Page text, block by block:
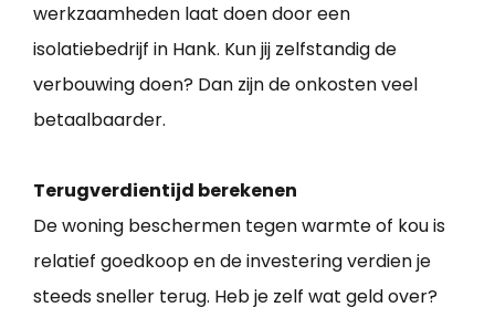
werkzaamheden laat doen door een
isolatiebedrijf in Hank. Kun jij zelfstandig de
verbouwing doen? Dan zijn de onkosten veel
betaalbaarder.
Terugverdientijd berekenen
De woning beschermen tegen warmte of kou is
relatief goedkoop en de investering verdien je
steeds sneller terug. Heb je zelf wat geld over?